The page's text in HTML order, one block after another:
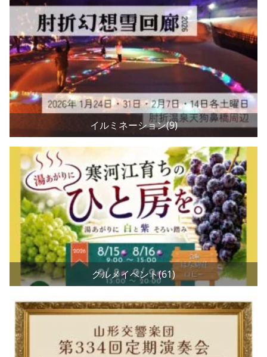
イルミネーション(9)
グルメイベント(61)